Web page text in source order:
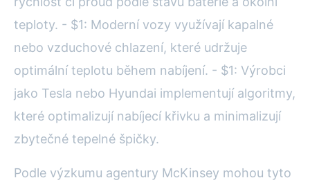
teploty. - $1: Moderní vozy využívají kapalné
nebo vzduchové chlazení, které udržuje
optimální teplotu během nabíjení. - $1: Výrobci
jako Tesla nebo Hyundai implementují algoritmy,
které optimalizují nabíjecí křivku a minimalizují
zbytečné tepelné špičky.
Podle výzkumu agentury McKinsey mohou tyto